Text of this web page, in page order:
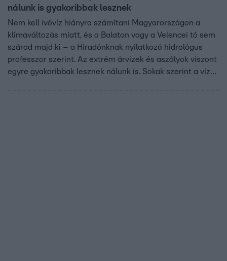
nálunk is gyakoribbak lesznek
Nem kell ivóvíz hiányra számítani Magyarországon a
klímaváltozás miatt, és a Balaton vagy a Velencei tó sem
szárad majd ki – a Híradónknak nyilatkozó hidrológus
professzor szerint. Az extrém árvizek és aszályok viszont
egyre gyakoribbak lesznek nálunk is. Sokak szerint a víz